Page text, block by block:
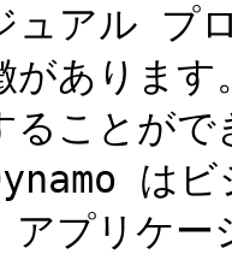
ュアル プ
がありま
ることが
は
アプリケ